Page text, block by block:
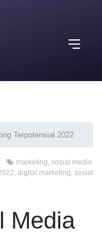
Terpotensial 2022
marketing, sosial media
, digital marketing, sosial
Media